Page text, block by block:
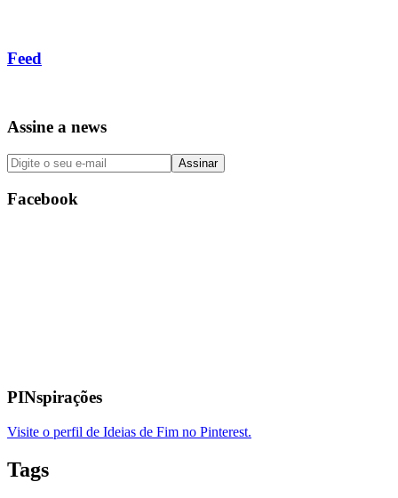
Feed
Assine a news
Facebook
PINspirações
Visite o perfil de Ideias de Fim no Pinterest.
Tags